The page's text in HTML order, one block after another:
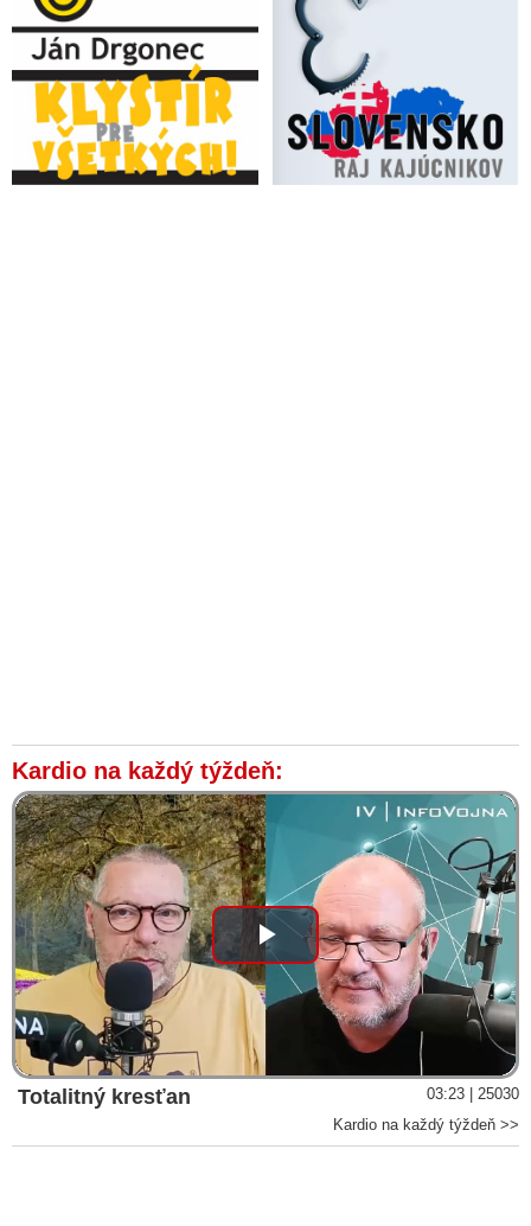
Kardio na každý týždeň:
Play
Video
Totalitný kresťan
03:23 | 25030
Kardio na každý týždeň >>